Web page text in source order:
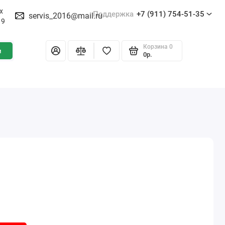
servis_2016@mail.ruПоддержка +7 (911) 754-51-35
Корзина 0
0р.